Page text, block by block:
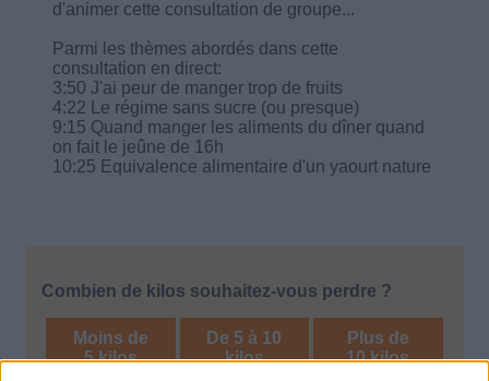
d'animer cette consultation de groupe...
Parmi les thèmes abordés dans cette
consultation en direct:
3:50 J'ai peur de manger trop de fruits
4:22 Le régime sans sucre (ou presque)
9:15 Quand manger les aliments du dîner quand
on fait le jeûne de 16h
10:25 Equivalence alimentaire d'un yaourt nature
Combien de kilos souhaitez-vous perdre ?
Moins de
5 kilos
De 5 à 10
kilos
Plus de
10 kilos